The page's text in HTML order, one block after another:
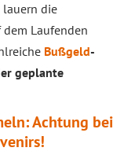
lauern die
Laufenden
Bußgeld-
geplante
Achtung bei